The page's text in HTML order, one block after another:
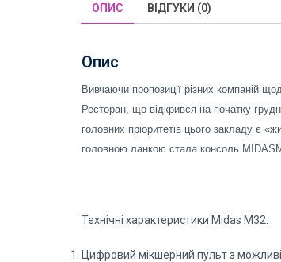
ОПИС ВІДГУКИ (0)
Опис
Вивчаючи пропозиції різних компаній
Ресторан, що відкрився на початку
головних пріоритетів цього закладу є
головною ланкою стала консоль
Технічні характеристики Midas M32:
Цифровий мікшерний пульт з